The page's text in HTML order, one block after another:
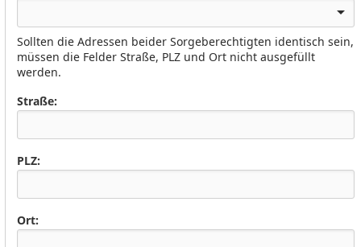
Sollten die Adressen beider Sorgeberechtigten identisch sein,
müssen die Felder Straße, PLZ und Ort nicht ausgefüllt
werden.
Straße:
PLZ:
Ort: